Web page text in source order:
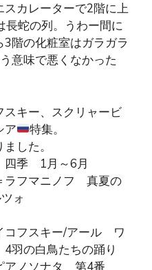
カレーターで2階に上
長蛇の列。うわー間に
階の化粧室はガラガラ
意味で悪くなかった
キー、スクリャービ
ア
特集。
した。
四季 1月～6月
フマニノフ 真夏の
ツォ
キー/アール ワ
の白鳥たちの踊り